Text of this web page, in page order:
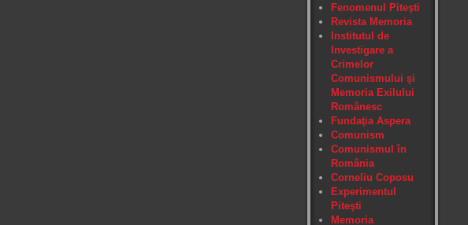
Fenomenul Piteşti
Revista Memoria
Institutul de
Investigare a
Crimelor
Comunismului şi
Memoria Exilului
Românesc
Fundaţia Aspera
Comunism
Comunismul în
România
Corneliu Coposu
Experimentul
Piteşti
Memoria